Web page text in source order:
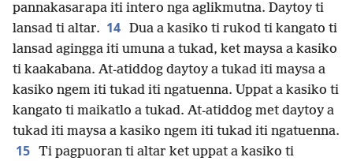
pannakasarapa iti intero nga aglikmutna. Daytoy ti
lansad ti altar. 14 Dua a kasiko ti rukod ti kangato ti
lansad agingga iti umuna a tukad, ket maysa a kasiko
ti kaakabana. At-atiddog daytoy a tukad iti maysa a
kasiko ngem iti tukad iti ngatuenna. Uppat a kasiko ti
kangato ti maikatlo a tukad. At-atiddog met daytoy a
tukad iti maysa a kasiko ngem iti tukad iti ngatuenna.
15 Ti pagpuoran ti altar ket uppat a kasiko ti